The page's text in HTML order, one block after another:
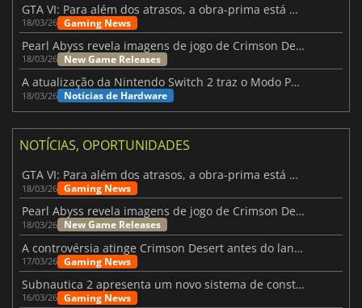
GTA VI: Para além dos atrasos, a obra-prima está quase a chegar
18/03/26 Gaming News
Pearl Abyss revela imagens de jogo de Crimson Desert para a PS5
18/03/26 New Game Releases
A atualização da Nintendo Switch 2 traz o Modo Portátil aos jogos mais antigos da Switch
18/03/26 Notícias de Hardware
NOTÍCIAS, OPORTUNIDADES
GTA VI: Para além dos atrasos, a obra-prima está quase a chegar
18/03/26 Gaming News
Pearl Abyss revela imagens de jogo de Crimson Desert para a PS5
18/03/26 New Game Releases
A controvérsia atinge Crimson Desert antes do lançamento
17/03/26 Gaming News
Subnautica 2 apresenta um novo sistema de construção de bases
16/03/26 Gaming News